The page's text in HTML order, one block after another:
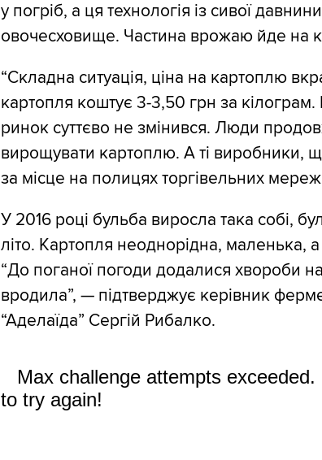
у погріб, а ця технологія із сивої
овочесховище. Частина врожаю йде на
“Складна ситуація, ціна на картоплю
картопля коштує 3-3,50 грн за
ринок суттєво не змінився. Люди
вирощувати картоплю. А ті виробники,
за місце на полицях торгівельних
У 2016 році бульба виросла така собі,
літо. Картопля неоднорідна, маленька,
“До поганої погоди додалися хвороби
вродила”, — підтверджує керівник
“Аделаїда” Сергій Рибалко.